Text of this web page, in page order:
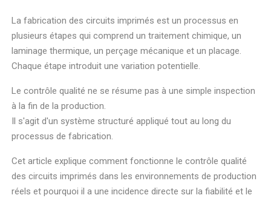
La fabrication des circuits imprimés est un processus en
plusieurs étapes qui comprend un traitement chimique, un
laminage thermique, un perçage mécanique et un placage.
Chaque étape introduit une variation potentielle.
Le contrôle qualité ne se résume pas à une simple inspection
à la fin de la production.
Il s'agit d'un système structuré appliqué tout au long du
processus de fabrication.
Cet article explique comment fonctionne le contrôle qualité
des circuits imprimés dans les environnements de production
réels et pourquoi il a une incidence directe sur la fiabilité et le